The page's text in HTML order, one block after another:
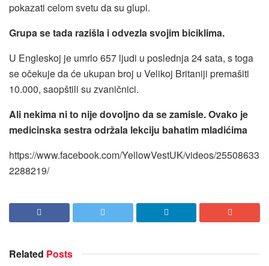
pokazati celom svetu da su glupi.
Grupa se tada razišla i odvezla svojim biciklima.
U Engleskoj je umrlo 657 ljudi u poslednja 24 sata, s toga
se očekuje da će ukupan broj u Velikoj Britaniji premašiti
10.000, saopštili su zvaničnici.
Ali nekima ni to nije dovoljno da se zamisle. Ovako je
medicinska sestra održala lekciju bahatim mladićima
https://www.facebook.com/YellowVestUK/videos/25508633
2288219/
Related Posts